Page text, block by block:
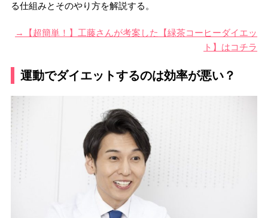
る仕組みとそのやり方を解説する。
→【超簡単！】工藤さんが考案した【緑茶コーヒーダイエッ
ト】はコチラ
運動でダイエットするのは効率が悪い？